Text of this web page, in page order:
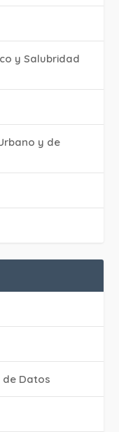
y Salubridad
y de
de Datos